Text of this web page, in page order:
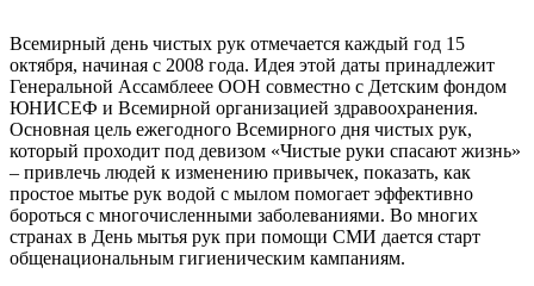
Всемирный день чистых рук отмечается каждый год 15
октября, начиная с 2008 года. Идея этой даты принадлежит
Генеральной Ассамблеее ООН совместно с Детским фондом
ЮНИСЕФ и Всемирной организацией здравоохранения.
Основная цель ежегодного Всемирного дня чистых рук,
который проходит под девизом «Чистые руки спасают жизнь»
– привлечь людей к изменению привычек, показать, как
простое мытье рук водой с мылом помогает эффективно
бороться с многочисленными заболеваниями. Во многих
странах в День мытья рук при помощи СМИ дается старт
общенациональным гигиеническим кампаниям.